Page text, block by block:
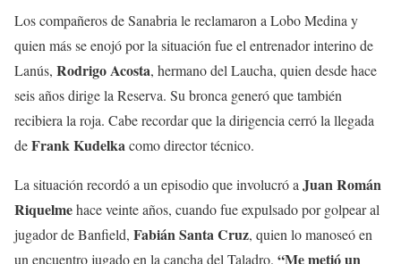
Los compañeros de Sanabria le reclamaron a Lobo Medina y
quien más se enojó por la situación fue el entrenador interino de
Lanús, Rodrigo Acosta, hermano del Laucha, quien desde hace
seis años dirige la Reserva. Su bronca generó que también
recibiera la roja. Cabe recordar que la dirigencia cerró la llegada
deFrank Kudelkacomo director técnico.
La situación recordó a un episodio que involucró a Juan Román
Riquelmehace veinte años, cuando fue expulsado por golpear al
jugador de Banfield, Fabián Santa Cruz, quien lo manoseó en
un encuentro jugado en la cancha del Taladro. “Me metió un